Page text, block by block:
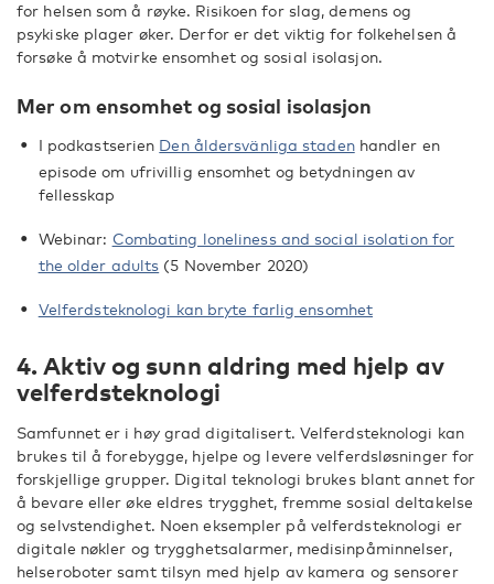
for helsen som å røyke. Risikoen for slag, demens og
psykiske plager øker. Derfor er det viktig for folkehelsen å
forsøke å motvirke ensomhet og sosial isolasjon.
Mer om ensomhet og sosial isolasjon
I podkastserien Den åldersvänliga stadenhandler en
episode om ufrivillig ensomhet og betydningen av
fellesskap
Webinar: Combating loneliness and social isolation for
the older adults (5 November 2020)
Velferdsteknologi kan bryte farlig ensomhet
4. Aktiv og sunn aldring med hjelp av
velferdsteknologi
Samfunnet er i høy grad digitalisert. Velferdsteknologi kan
brukes til å forebygge, hjelpe og levere velferdsløsninger for
forskjellige grupper. Digital teknologi brukes blant annet for
å bevare eller øke eldres trygghet, fremme sosial deltakelse
og selvstendighet. Noen eksempler på velferdsteknologi er
digitale nøkler og trygghetsalarmer, medisinpåminnelser,
helseroboter samt tilsyn med hjelp av kamera og sensorer